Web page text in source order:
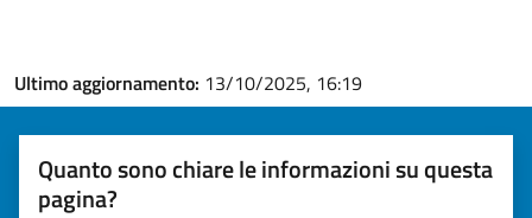
Ultimo aggiornamento: 13/10/2025, 16:19
Quanto sono chiare le informazioni su questa
pagina?